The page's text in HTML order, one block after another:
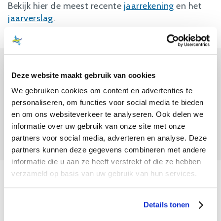
Deze website maakt gebruik van cookies
We gebruiken cookies om content en advertenties te
personaliseren, om functies voor social media te bieden
en om ons websiteverkeer te analyseren. Ook delen we
informatie over uw gebruik van onze site met onze
partners voor social media, adverteren en analyse. Deze
partners kunnen deze gegevens combineren met andere
informatie die u aan ze heeft verstrekt of die ze hebben
verzameld op basis van uw gebruik van hun services.
Details tonen
Bekijk hier de meest recente jaarrekening en het
jaarverslag.
NAW
Naam: Vereniging Vrienden van het
BiesboschmuseumEiland
RSIN-nummer: 816094950
Post-bezoekadres: Hilweg 2, 4251MT Werkendam
BESTUURSSAMENSTELLING